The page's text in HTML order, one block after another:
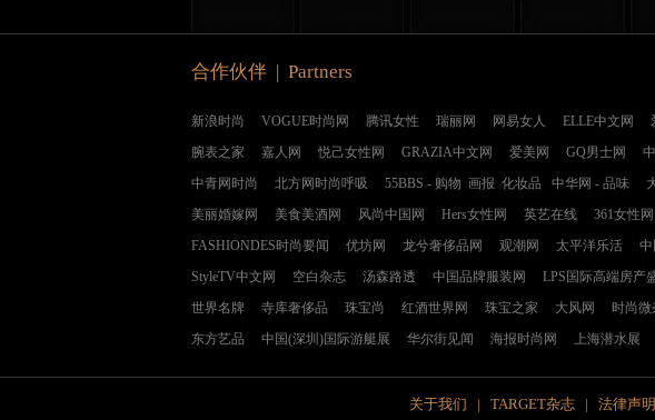
合作伙伴 | Partners
新浪时尚 VOGUE时尚网 腾讯女性 瑞丽网 网易女人 ELLE中文网
腕表之家
嘉人网 悦己女性网 GRAZIA中文网 爱美网 GQ男士网
中青网时尚
北方网时尚呼吸 55BBS - 购物 画报 化妆品 中华网 - 品味
美丽婚嫁网
美食美酒网 风尚中国网 Hers女性网 英艺在线 361女性网
FASHIONDES时尚要闻
优坊网 龙兮奢侈品网 观潮网 太平洋乐活 中
StyleTV中文网
空白杂志 汤森路透 中国品牌服装网 LPS国际高端房产
世界名牌
寺库奢侈品 珠宝尚 红酒世界网 珠宝之家 大风网 时尚微
东方艺品
中国(深圳)国际游艇展 华尔街见闻 海报时尚网 上海潜水展
关于我们 | TARGET杂志| 法律声明